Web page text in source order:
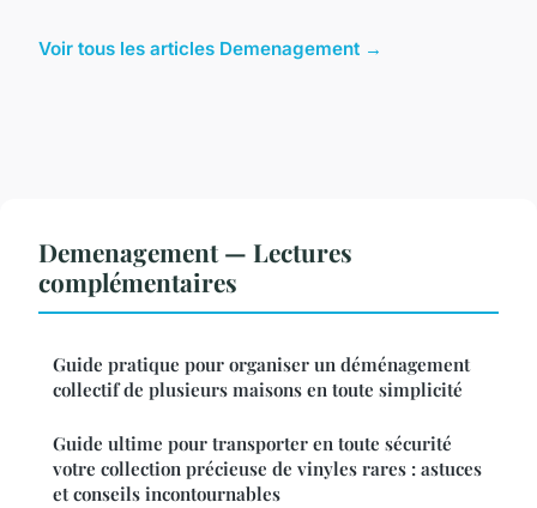
Voir tous les articles Demenagement →
Demenagement — Lectures
complémentaires
Guide pratique pour organiser un déménagement
collectif de plusieurs maisons en toute simplicité
Guide ultime pour transporter en toute sécurité
votre collection précieuse de vinyles rares : astuces
et conseils incontournables